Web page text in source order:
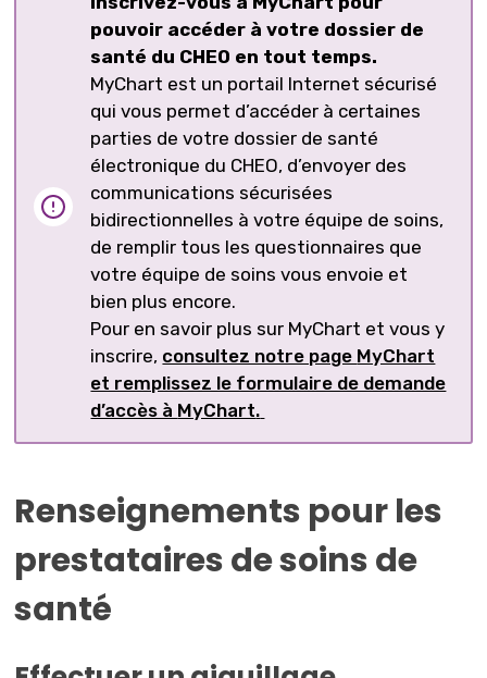
pouvoir accéder à votre dossier de
santé du CHEO en tout temps.
MyChart est un portail Internet sécurisé
qui vous permet d’accéder à certaines
parties de votre dossier de santé
électronique du CHEO, d’envoyer des
communications sécurisées
bidirectionnelles à votre équipe de soins,
de remplir tous les questionnaires que
votre équipe de soins vous envoie et
bien plus encore.
Pour en savoir plus sur MyChart et vous y
inscrire, consultez notre page MyChart
et remplissez le formulaire de demande
d’accès à MyChart.
Renseignements pour les
prestataires de soins de
santé